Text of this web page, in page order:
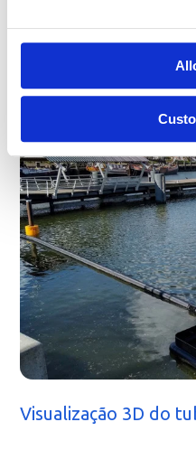
Visualização 3D do